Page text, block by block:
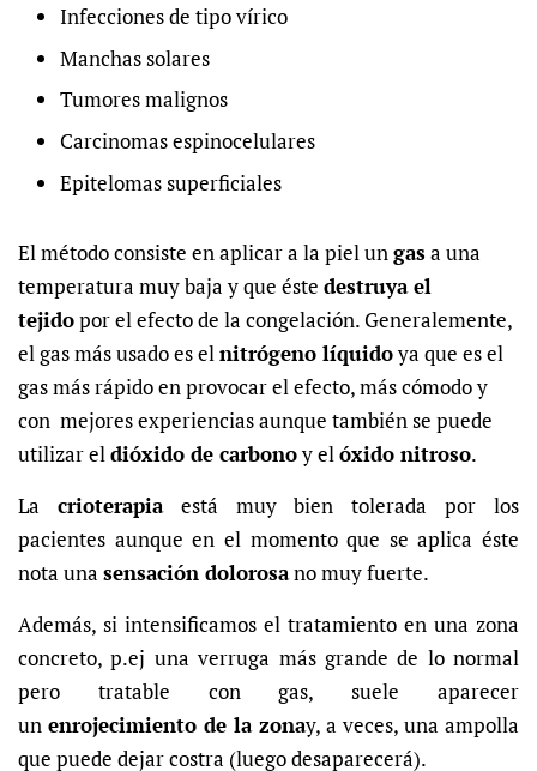
Infecciones de tipo vírico
Manchas solares
Tumores malignos
Carcinomas espinocelulares
Epitelomas superficiales
El método consiste en aplicar a la piel ungasa una
temperatura muy baja y que éste destruya el
tejidopor el efecto de la congelación. Generalemente,
el gas más usado es elnitrógeno líquidoya que es el
gas más rápido en provocar el efecto, más cómodo y
con mejores experiencias aunque también se puede
utilizar eldióxido de carbonoy elóxido nitroso.
La crioterapiaestá muy bien tolerada por los
pacientes aunque en el momento que se aplica éste
nota una sensación dolorosano muy fuerte.
Además, si intensificamos el tratamiento en una zona
concreto, p.ej una verruga más grande de lo normal
pero tratable con gas, suele aparecer
un enrojecimiento de la zonay, a veces, una ampolla
que puede dejar costra (luego desaparecerá).